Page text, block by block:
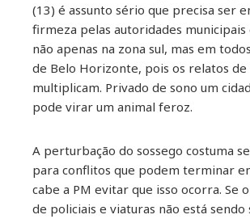
(13) é assunto sério que precisa ser
firmeza pelas autoridades municipais
não apenas na zona sul, mas em
de Belo Horizonte, pois os relatos de
multiplicam. Privado de sono um
pode virar um animal feroz.
A perturbação do sossego costuma
para conflitos que podem terminar
cabe a PM evitar que isso ocorra. Se
de policiais e viaturas não está sendo